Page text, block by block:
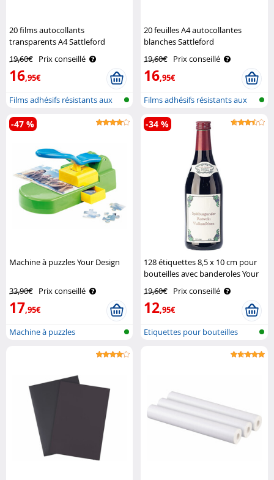
20 films autocollants
transparents A4 Sattleford
19,60€ Prix conseillé
16,95€
Films adhésifs résistants aux
intem..
20 feuilles A4 autocollantes
blanches Sattleford
19,60€ Prix conseillé
16,95€
Films adhésifs résistants aux
intem..
Machine à puzzles Your Design
33,90€ Prix conseillé
17,95€
-47 %
Machine à puzzles
128 étiquettes 8,5 x 10 cm pour
bouteilles avec banderoles Your
19,60€ Prix conseillé
12,95€
-34 %
Etiquettes pour bouteilles